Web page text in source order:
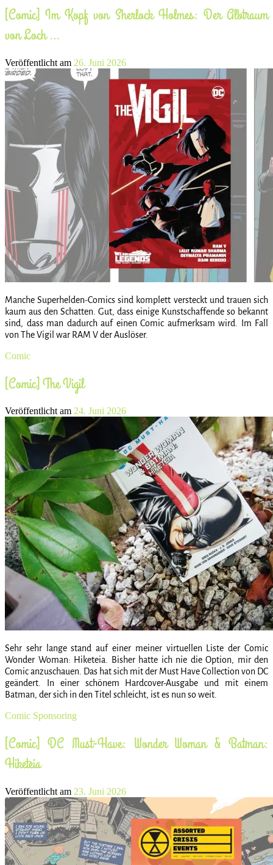
[Comic] Im Kopf von Sherlock Holmes: Der Albtraum
von Loch …
Veröffentlicht am 26. Juni 2026
Manche Superhelden-Comics sind komplett versteckt und trauen sich
kaum aus den Schatten. Gut, dass einige Kunstschaffende so bekannt
sind, dass man dadurch auf einen Comic aufmerksam wird. Im Fall
von The Vigil war RAM V der Auslöser.
Comic
[Comic] The Vigil
Veröffentlicht am 24. Juni 2026
Sehr sehr lange stand auf einer meiner virtuellen Liste der Comic
Wonder Woman: Hiketeia. Bisher hatte ich nie die Option, mir den
Comic anzuschauen. Das hat sich mit der Must Have Collection von DC
geändert. In einer schönem Hardcover-Ausgabe und mit einem
Batman, der sich in den Titel schleicht, ist es nun so weit.
Comic Sponsoring
[Comic] DC Must-Have: Wonder Woman & Batman:
Hiketeia
Veröffentlicht am 23. Juni 2026